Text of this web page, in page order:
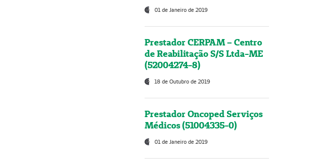
01 de Janeiro de 2019
Prestador CERPAM – Centro
de Reabilitação S/S Ltda-ME
(52004274-8)
18 de Outubro de 2019
Prestador Oncoped Serviços
Médicos (51004335-0)
01 de Janeiro de 2019